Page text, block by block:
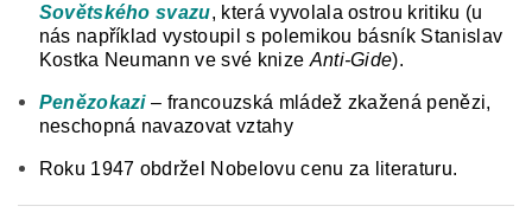
Sovětského svazu, která vyvolala ostrou kritiku (u
nás například vystoupil s polemikou básník Stanislav
Kostka Neumann ve své knize Anti-Gide).
Penězokazi – francouzská mládež zkažená penězi,
neschopná navazovat vztahy
Roku 1947 obdržel Nobelovu cenu za literaturu.